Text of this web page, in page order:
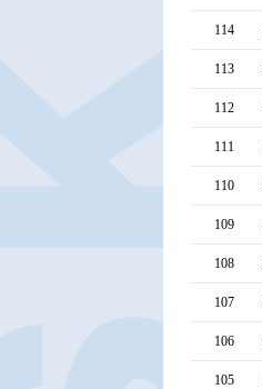
114
113
112
111
110
109
108
107
106
105